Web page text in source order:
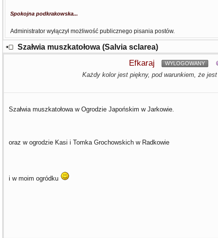
Spokojna podkrakowska...
Administrator wyłączył możliwość publicznego pisania postów.
Szałwia muszkatołowa (Salvia sclarea)
Efkaraj WYLOGOWANY
Każdy kolor jest piękny, pod warunkiem, że
Szałwia muszkatołowa w Ogrodzie Japońskim w Jarkowie.
oraz w ogrodzie Kasi i Tomka Grochowskich w Radkowie
i w moim ogródku